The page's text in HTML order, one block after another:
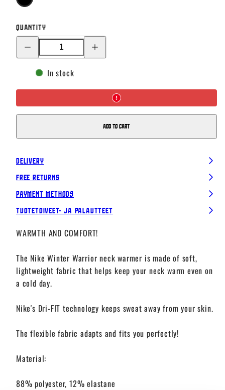
Quantity
Decrease
quantity
Warrior
quantity
In stock
Add to cart
Delivery
Free Returns
Payment Methods
Tuotetoiveet- ja palautteet
WARMTH AND COMFORT!
The Nike Winter Warrior neck warmer is made of soft,
lightweight fabric that helps keep your neck warm even on
a cold day.
Nike's Dri-FIT technology keeps sweat away from your skin.
The flexible fabric adapts and fits you perfectly!
Material:
88% polyester, 12% elastane